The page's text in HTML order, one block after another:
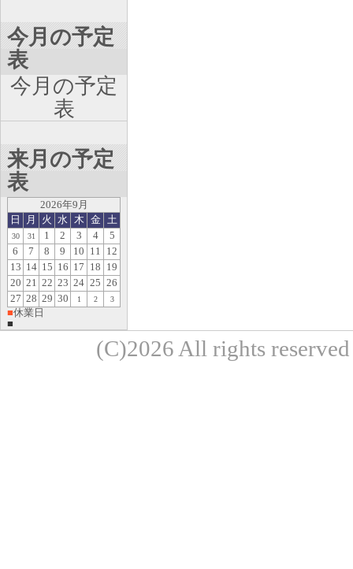
今月の予定
表
今月の予定
表
来月の予定
表
2026年9月
日
月 火 水 木 金 土
30 31 1 2 3 4
5
6
7 8 9 10 11
12
13 14 15 16 17 18 19
20 21 22 23 24 25 26
27 28 29 30 1 2 3
■休業日
■
(C)2026 All rights